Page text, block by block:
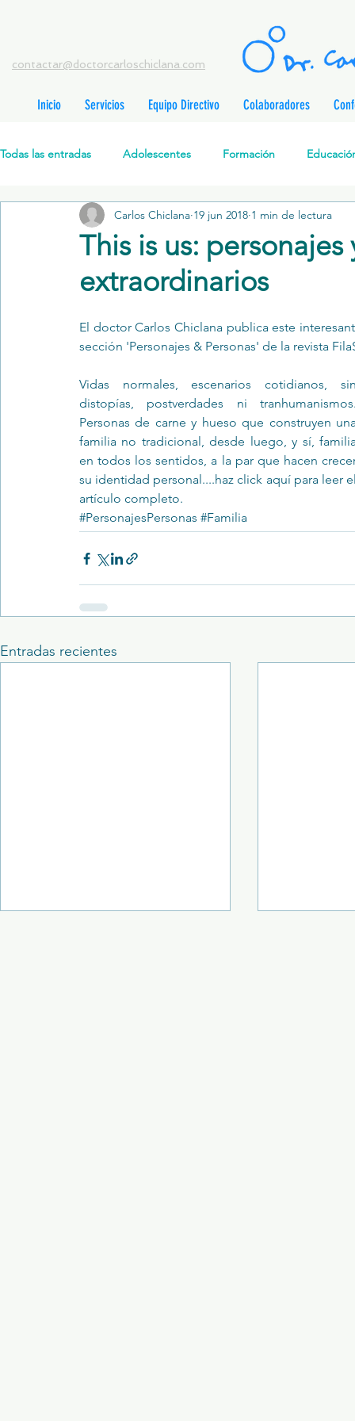
contactar@doctorcarloschiclana.com
Inicio Servicios Equipo Directivo Colaboradores
Todas las entradas Adolescentes Formación
Salud Mental Perinatal Psicoterapia Cognitivo-Analítica
Formación profesionales Jóvenes Desarrollo personal
Promoción de la salud mental Relaciones de pareja
Trastornos de la conducta alimentar Infantil
This is us: personajes
extraordinarios
Carlos Chiclana 19 jun 2018 1 min de lectura
El doctor Carlos Chiclana publica este
sección 'Personajes & Personas' de la revista
Vidas normales, escenarios cotidianos,
distopías, postverdades ni
Personas de carne y hueso que construyen
familia no tradicional, desde luego, y sí,
en todos los sentidos, a la par que hacen
su identidad personal....haz click aquí para leer
artículo completo.
#PersonajesPersonas #Familia
Entradas recientes